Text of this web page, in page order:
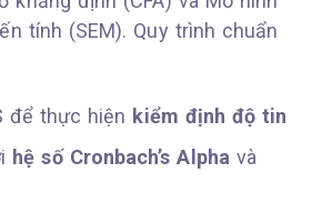
tính (SEM). Quy trình chuẩn
để thực hiện kiểm định độ tin
hệ số Cronbach’s Alpha và